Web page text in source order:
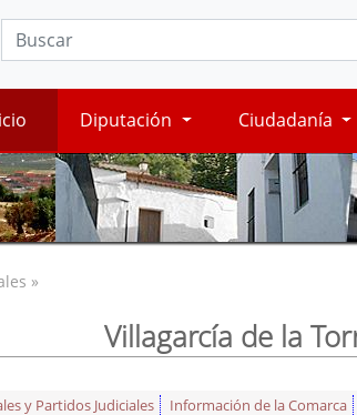
Diputación Ciudadanía
»
Villagarcía de la
y Partidos Judiciales Información de la Comarca